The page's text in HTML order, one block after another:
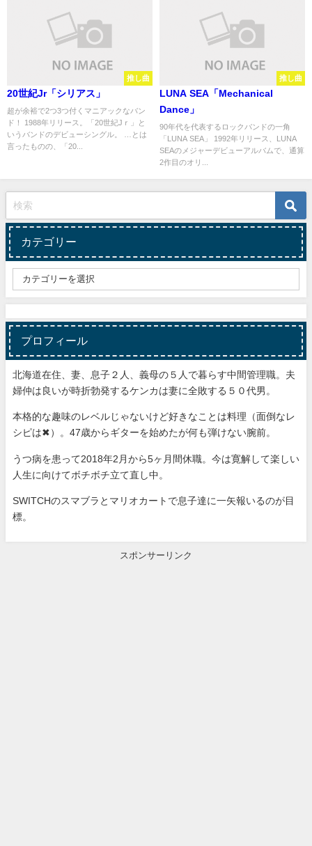
推し曲
20世紀Jr「シリアス」
超が余裕で2つ3つ付くマニアックなバン
ド！ 1988年リリース。「20世紀Jｒ」と
いうバンドのデビューシングル。 …とは
言ったものの、「20...
推し曲
LUNA SEA「Mechanical
Dance」
90年代を代表するロックバンドの一角
「LUNA SEA」 1992年リリース、LUNA
SEAのメジャーデビューアルバムで、通算
2作目のオリ...
カテゴリー
プロフィール
北海道在住、妻、息子２人、義母の５人で暮らす中間管理職。夫
婦仲は良いが時折勃発するケンカは妻に全敗する５０代男。
本格的な趣味のレベルじゃないけど好きなことは料理（面倒なレ
シピは✖）。47歳からギターを始めたが何も弾けない腕前。
うつ病を患って2018年2月から5ヶ月間休職。今は寛解して楽しい
人生に向けてボチボチ立て直し中。
SWITCHのスマブラとマリオカートで息子達に一矢報いるのが目
標。
スポンサーリンク